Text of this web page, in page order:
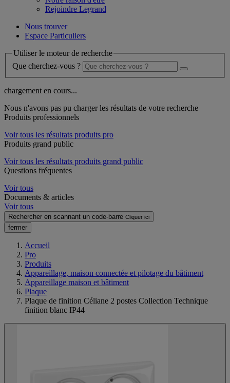
Rejoindre Legrand
Nous trouver
Espace Particuliers
Utiliser le moteur de recherche
Que cherchez-vous ?
chargement en cours...
Nous n'avons pas pu charger les résultats de votre recherche
Produits professionnels
Voir tous les résultats produits pro
Produits grand public
Voir tous les résultats produits grand public
Questions fréquentes
Voir tous
Documents & articles
Voir tous
Rechercher en scannant un code-barre Cliquer ici
fermer
Accueil
Pro
Produits
Appareillage, maison connectée et pilotage du bâtiment
Appareillage maison et bâtiment
Plaque
Plaque de finition Céliane 2 postes Collection Technique
finition blanc IP44